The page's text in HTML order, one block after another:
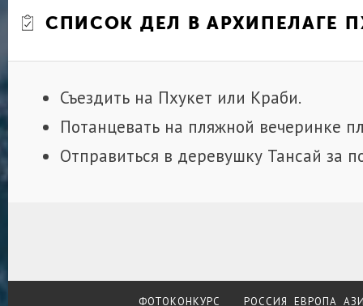
СПИСОК ДЕЛ В АРХИПЕЛАГЕ
Съездить на Пхукет или Краби.
Потанцевать на пляжной вечеринке
Отправиться в деревушку Тансай за
ФОТОКОНКУРС РОССИЯ ЕВРОПА